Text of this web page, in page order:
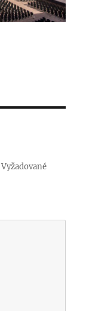
Vyžadované